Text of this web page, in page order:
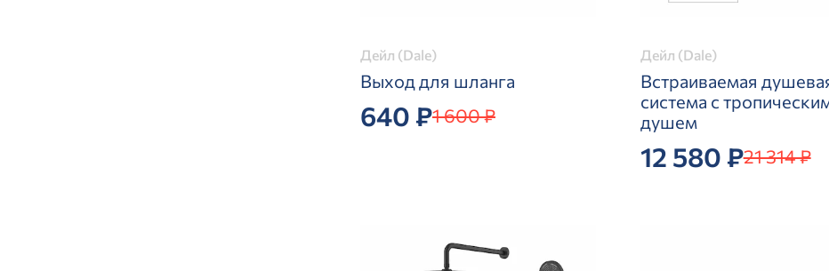
Дейл (Dale)
Выход для шланга
640 ₽1 600 ₽
Дейл (Dale)
Встраиваемая
система с
душем
12 580 ₽21 314 ₽